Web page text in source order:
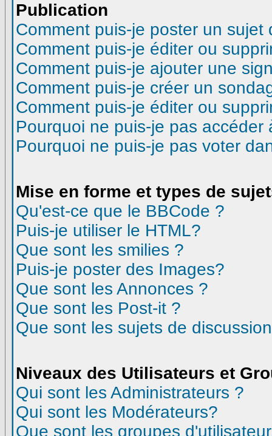
Publication
Comment puis-je poster un sujet
Comment puis-je éditer ou
Comment puis-je ajouter une
Comment puis-je créer un
Comment puis-je éditer ou
Pourquoi ne puis-je pas accéder
Pourquoi ne puis-je pas voter
Mise en forme et types de
Qu'est-ce que le BBCode ?
Puis-je utiliser le HTML?
Que sont les smilies ?
Puis-je poster des Images?
Que sont les Annonces ?
Que sont les Post-it ?
Que sont les sujets de
Niveaux des Utilisateurs et
Qui sont les Administrateurs ?
Qui sont les Modérateurs?
Que sont les groupes